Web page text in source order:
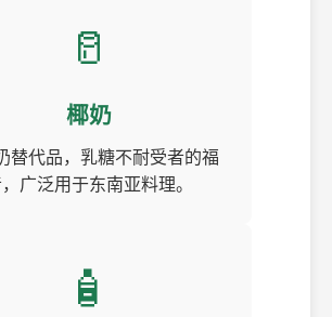
🥛
椰奶
替代品，乳糖不耐受者的福
广泛用于东南亚料理。
🧴